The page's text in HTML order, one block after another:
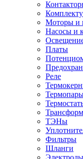
Моторы и
Насосы и
Платы
Реле
ТЭНы
Фильтры
Шланги
Электроды